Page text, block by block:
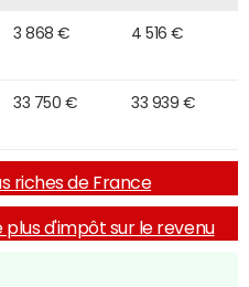
3 868 € 4 516 €
33 750 € 33 939 €
riches de France
plus d'impôt sur le revenu